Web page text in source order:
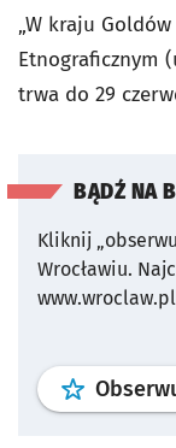
„W kraju
Etnograficznym
trwa do 29
BĄDŹ NA
Kliknij
Wrocławiu.